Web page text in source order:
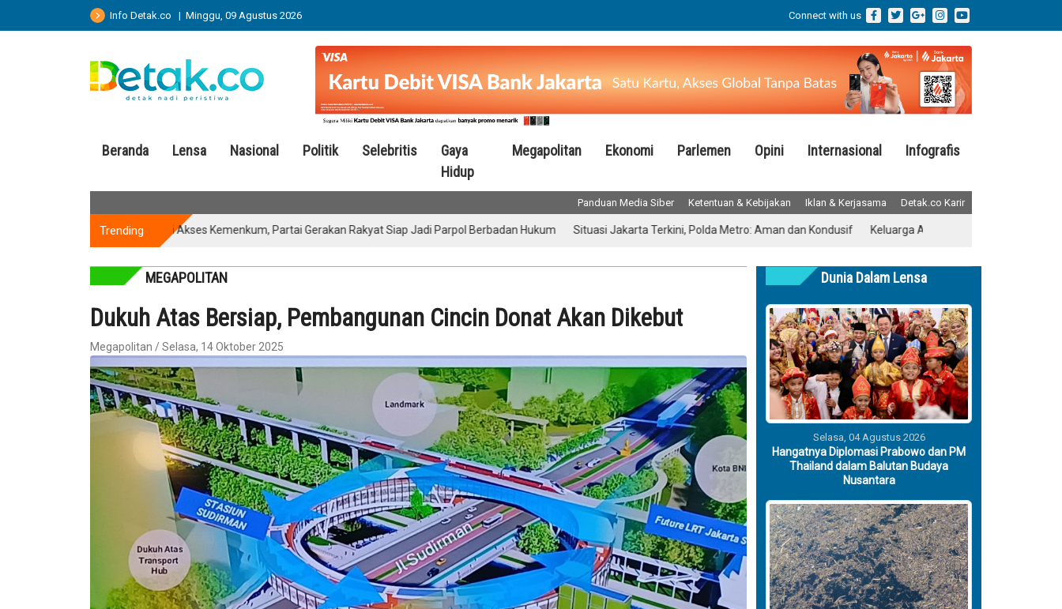
Info Detak.co | Minggu, 09 Agustus 2026 Connect with us
Beranda Lensa Nasional Politik Selebritis
Gaya
Hidup
Megapolitan Ekonomi Parlemen Opini Internasional Infografis
Panduan Media Siber Ketentuan & Kebijakan Iklan & Kerjasama Detak.co Karir
Trending
Kantongi Akses Kemenkum, Partai Gerakan Rakyat Siap Jadi Parpol Berbadan Hukum Situasi Jakarta Terkini, Polda Metro: Aman dan Kondusif Keluarga Almarhum Yurizal Akhirnya Buka
MEGAPOLITAN
Dukuh Atas Bersiap, Pembangunan Cincin Donat Akan Dikebut
Megapolitan / Selasa, 14 Oktober 2025
Dunia Dalam Lensa
Selasa, 04 Agustus 2026
Hangatnya Diplomasi Prabowo dan PM
Thailand dalam Balutan Budaya
Nusantara